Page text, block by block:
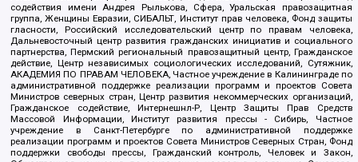
содействия имени Андрея Рылькова, Сфера, Уральская правозащитная
группа, Женщины Евразии, СИБАЛЬТ, Институт прав человека, Фонд защиты
гласности, Российский исследовательский центр по правам человека,
Дальневосточный центр развития гражданских инициатив и социального
партнерства, Пермский региональный правозащитный центр, Гражданское
действие, Центр независимых социологических исследований, Сутяжник,
АКАДЕМИЯ ПО ПРАВАМ ЧЕЛОВЕКА, Частное учреждение в Калининграде по
административной поддержке реализации программ и проектов Совета
Министров северных стран, Центр развития некоммерческих организаций,
Гражданское содействие, Интернешнл-Р, Центр Защиты Прав Средств
Массовой Информации, Институт развития прессы - Сибирь, Частное
учреждение в Санкт-Петербурге по административной поддержке
реализации программ и проектов Совета Министров Северных Стран, Фонд
поддержки свободы прессы, Гражданский контроль, Человек и Закон,